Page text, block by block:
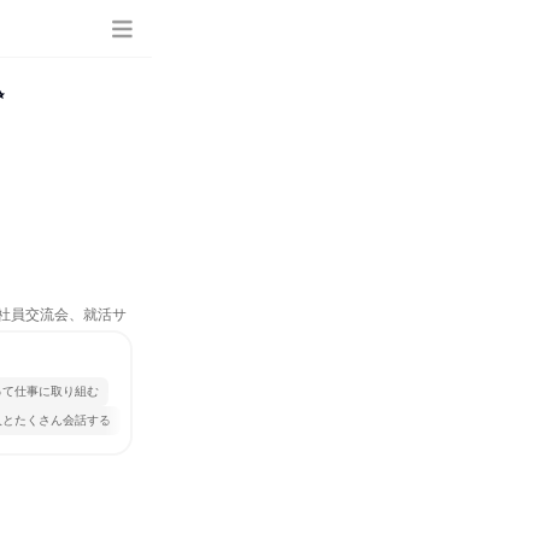
員交流会、就活サ
仕事に取り組む
とたくさん会話する